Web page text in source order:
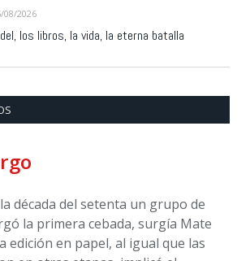
08/2026
los libros, la vida, la eterna batalla
década del setenta un grupo de
la primera cebada, surgía Mate
edición en papel, al igual que las